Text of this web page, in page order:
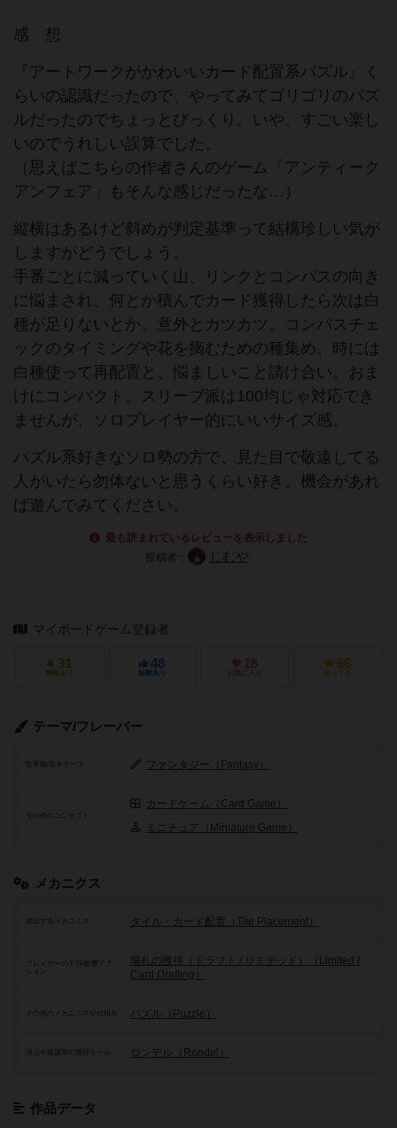
感 想
『アートワークがかわいいカード配置系パズル』く
らいの認識だったので、やってみてゴリゴリのパズ
ルだったのでちょっとびっくり。いや、すごい楽し
いのでうれしい誤算でした。
（思えばこちらの作者さんのゲーム「アンティーク
アンフェア」もそんな感じだったな…）
縦横はあるけど斜めが判定基準って結構珍しい気が
しますがどうでしょう。
手番ごとに減っていく山、リンクとコンパスの向き
に悩まされ、何とか積んでカード獲得したら次は白
種が足りないとか、意外とカツカツ。コンパスチェ
ックのタイミングや花を摘むための種集め、時には
白種使って再配置と、悩ましいこと請け合い。おま
けにコンパクト。スリーブ派は100均じゃ対応でき
ませんが、ソロプレイヤー的にいいサイズ感。
パズル系好きなソロ勢の方で、見た目で敬遠してる
人がいたら勿体ないと思うくらい好き。機会があれ
ば遊んでみてください。
最も読まれているレビューを表示しました
投稿者：
じむや
マイボードゲーム登録者
31
興味あり
48
経験あり
18
お気に入り
66
持ってる
テーマ/フレーバー
世界観/基本テーマ ファンタジー（Fantasy）
その他のコンセプト
カードゲーム（Card Game）
ミニチュア（Miniature Game）
メカニクス
頻出するメカニクス タイル・カード配置（Tile Placement）
プレイヤーの干渉/影響アク
場札の獲得（ドラフト / リミテッド）（Limited /
Card Drafting）
その他のメカニクスや仕組み パズル（Puzzle）
ロンデル（Rondel）
作品データ